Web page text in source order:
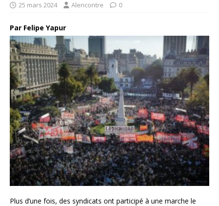
25 mars 2024 Alencontre 0
Par Felipe Yapur
Plus d’une fois, des syndicats ont participé à une marche le